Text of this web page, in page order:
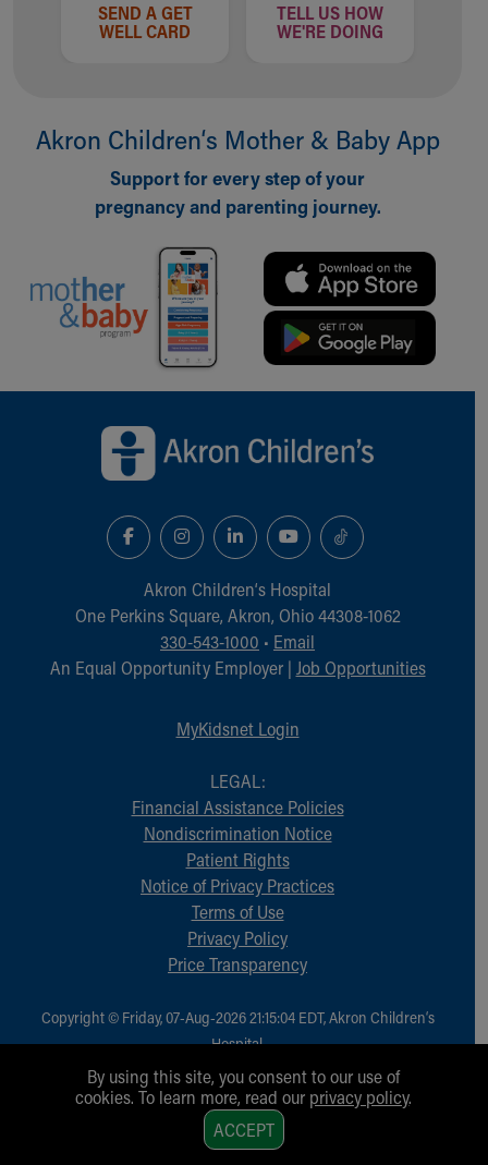
SEND A GET
WELL CARD
TELL US HOW
WE'RE DOING
Akron Children‘s Mother & Baby App
Support for every step of your
pregnancy and parenting journey.
Akron Children‘s Hospital
One Perkins Square, Akron, Ohio 44308-1062
330-543-1000 • Email
An Equal Opportunity Employer | Job Opportunities
MyKidsnet Login
LEGAL:
Financial Assistance Policies
Nondiscrimination Notice
Patient Rights
Notice of Privacy Practices
Terms of Use
Privacy Policy
Price Transparency
Copyright © Friday, 07-Aug-2026 21:15:04 EDT, Akron Children‘s
Hospital.
All Rights Reserved.
By using this site, you consent to our use of
cookies. To learn more, read our privacy policy.
ACCEPT